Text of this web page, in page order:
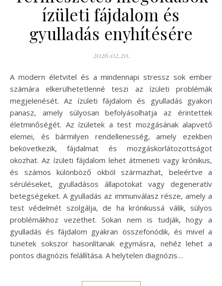
ízületi fájdalom és
gyulladás enyhítésére
2026.02.20.
A modern életvitel és a mindennapi stressz sok ember
számára elkerülhetetlenné teszi az ízületi problémák
megjelenését. Az ízületi fájdalom és gyulladás gyakori
panasz, amely súlyosan befolyásolhatja az érintettek
életminőségét. Az ízületek a test mozgásának alapvető
elemei, és bármilyen rendellenesség, amely ezekben
bekövetkezik, fájdalmat és mozgáskorlátozottságot
okozhat. Az ízületi fájdalom lehet átmeneti vagy krónikus,
és számos különböző okból származhat, beleértve a
sérüléseket, gyulladásos állapotokat vagy degeneratív
betegségeket. A gyulladás az immunválasz része, amely a
test védelmét szolgálja, de ha krónikussá válik, súlyos
problémákhoz vezethet. Sokan nem is tudják, hogy a
gyulladás és fájdalom gyakran összefonódik, és mivel a
tünetek sokszor hasonlítanak egymásra, nehéz lehet a
pontos diagnózis felállítása. A helytelen diagnózis…